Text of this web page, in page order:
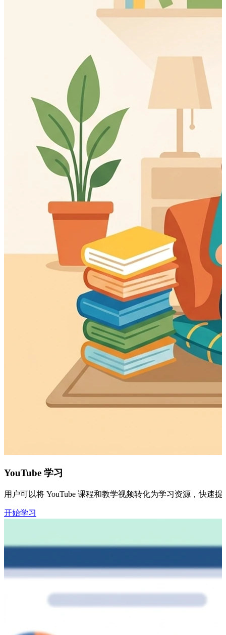
YouTube 学习
用户可以将 YouTube 课程和教学视频转化为学习资源，快速
开始学习